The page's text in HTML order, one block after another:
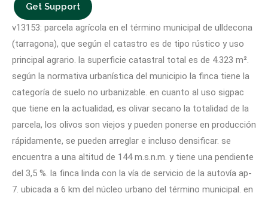
Get Support
v13153: parcela agrícola en el término municipal de ulldecona
(tarragona), que según el catastro es de tipo rústico y uso
principal agrario. la superficie catastral total es de 4.323 m².
según la normativa urbanística del municipio la finca tiene la
categoría de suelo no urbanizable. en cuanto al uso sigpac
que tiene en la actualidad, es olivar secano la totalidad de la
parcela, los olivos son viejos y pueden ponerse en producción
rápidamente, se pueden arreglar e incluso densificar. se
encuentra a una altitud de 144 m.s.n.m. y tiene una pendiente
del 3,5 %. la finca linda con la vía de servicio de la autovía ap-
7. ubicada a 6 km del núcleo urbano del término municipal. en